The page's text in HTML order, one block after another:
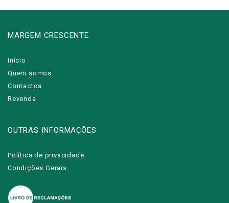
MARGEM CRESCENTE
Início
Quem somos
Contactos
Revenda
OUTRAS INFORMAÇÕES
Política de privacidade
Condições Gerais